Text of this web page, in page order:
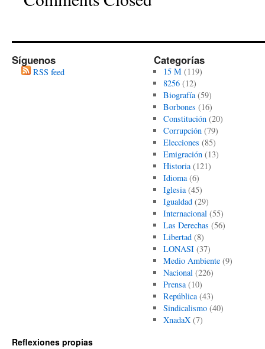
Síguenos
RSS feed
Categorías
15 M(119)
8256(12)
Biografía(59)
Borbones (16)
Constitución(20)
Corrupción(79)
Elecciones (85)
Emigración(13)
Historia(121)
Idioma(6)
Iglesia(45)
Igualdad(29)
Internacional(55)
Las Derechas (56)
Libertad(8)
LONASI(37)
Medio Ambiente(9)
Nacional(226)
Prensa(10)
República(43)
Sindicalismo(40)
XnadaX(7)
Reflexiones propias